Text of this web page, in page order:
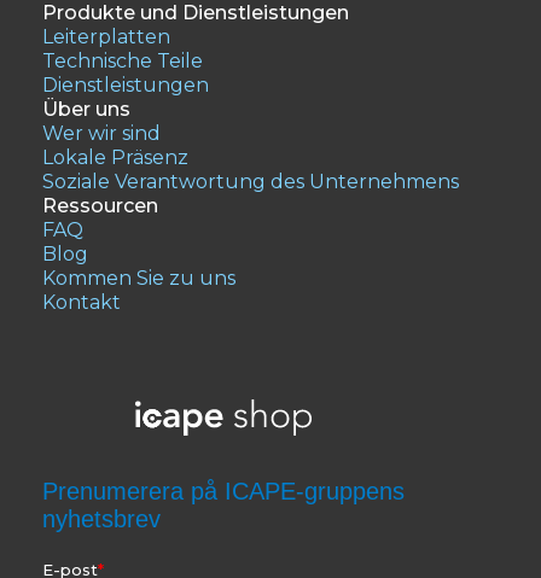
Produkte und Dienstleistungen
Leiterplatten
Technische Teile
Dienstleistungen
Über uns
Wer wir sind
Lokale Präsenz
Soziale Verantwortung des Unternehmens
Ressourcen
FAQ
Blog
Kommen Sie zu uns
Kontakt